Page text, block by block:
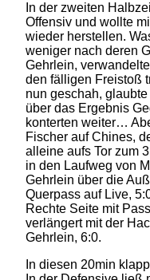
In der zweiten
Offensiv und wollte
wieder herstellen.
weniger nach deren
Gehrlein,
den fälligen Freistoß
nun geschah,
über das Ergebnis
konterten weiter…
Fischer auf Chines,
alleine aufs Tor zum
in den Laufweg von
Gehrlein über die
Querpass auf Live,
Rechte Seite mit
verlängert mit der
Gehrlein, 6:0.
In diesen 20min